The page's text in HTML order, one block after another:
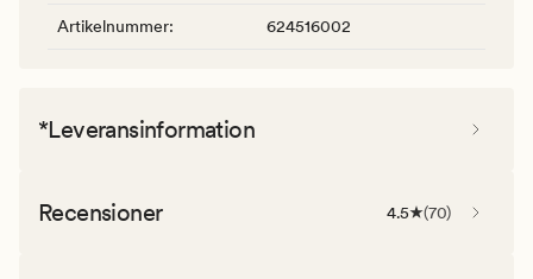
Artikelnummer: 624516002
*Leveransinformation
Recensioner 4.5 (70)